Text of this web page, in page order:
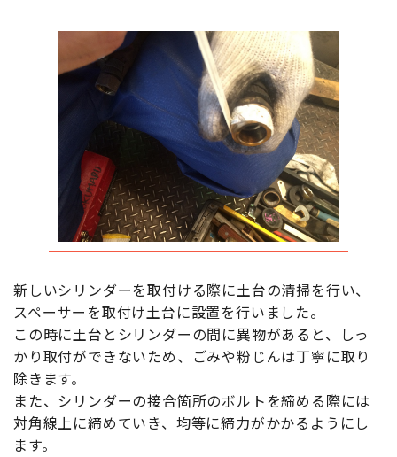
新しいシリンダーを取付ける際に土台の清掃を行い、
スペーサーを取付け土台に設置を行いました。
この時に土台とシリンダーの間に異物があると、しっ
かり取付ができないため、ごみや粉じんは丁寧に取り
除きます。
また、シリンダーの接合箇所のボルトを締める際には
対角線上に締めていき、均等に締力がかかるようにし
ます。